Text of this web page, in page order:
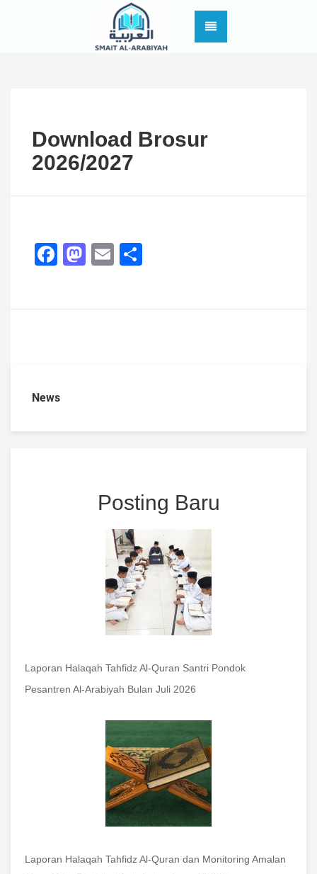
Download Brosur
2026/2027
Facebook
Mastodon
Email
News
Posting Baru
Laporan Halaqah Tahfidz Al-Quran Santri Pondok
Pesantren Al-Arabiyah Bulan Juli 2026
Laporan Halaqah Tahfidz Al-Quran dan Monitoring Amalan